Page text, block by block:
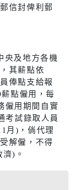
信封俾利郵
央及地方各機
其薪點依
俸點支給報
點僱用，每
僱用期間自實
考試錄取人員
月)，倘代理
解僱，不得
)。